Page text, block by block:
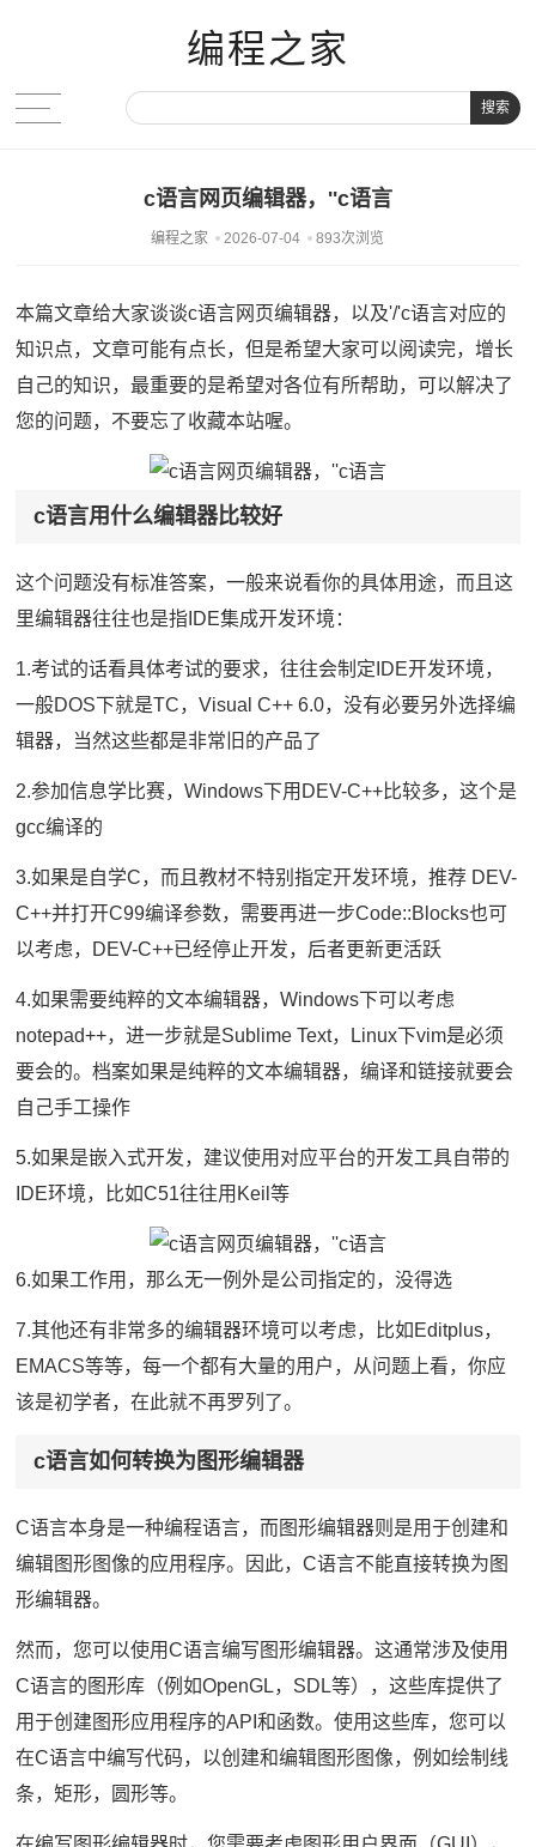
编程之家
搜索
c语言网页编辑器，''c语言
编程之家 2026-07-04 893次浏览
本篇文章给大家谈谈c语言网页编辑器，以及'/'c语言对应的
知识点，文章可能有点长，但是希望大家可以阅读完，增长
自己的知识，最重要的是希望对各位有所帮助，可以解决了
您的问题，不要忘了收藏本站喔。
c语言用什么编辑器比较好
这个问题没有标准答案，一般来说看你的具体用途，而且这
里编辑器往往也是指IDE集成开发环境：
1.考试的话看具体考试的要求，往往会制定IDE开发环境，
一般DOS下就是TC，Visual C++ 6.0，没有必要另外选择编
辑器，当然这些都是非常旧的产品了
2.参加信息学比赛，Windows下用DEV-C++比较多，这个是
gcc编译的
3.如果是自学C，而且教材不特别指定开发环境，推荐 DEV-
C++并打开C99编译参数，需要再进一步Code::Blocks也可
以考虑，DEV-C++已经停止开发，后者更新更活跃
4.如果需要纯粹的文本编辑器，Windows下可以考虑
notepad++，进一步就是Sublime Text，Linux下vim是必须
要会的。档案如果是纯粹的文本编辑器，编译和链接就要会
自己手工操作
5.如果是嵌入式开发，建议使用对应平台的开发工具自带的
IDE环境，比如C51往往用Keil等
6.如果工作用，那么无一例外是公司指定的，没得选
7.其他还有非常多的编辑器环境可以考虑，比如Editplus，
EMACS等等，每一个都有大量的用户，从问题上看，你应
该是初学者，在此就不再罗列了。
c语言如何转换为图形编辑器
C语言本身是一种编程语言，而图形编辑器则是用于创建和
编辑图形图像的应用程序。因此，C语言不能直接转换为图
形编辑器。
然而，您可以使用C语言编写图形编辑器。这通常涉及使用
C语言的图形库（例如OpenGL，SDL等），这些库提供了
用于创建图形应用程序的API和函数。使用这些库，您可以
在C语言中编写代码，以创建和编辑图形图像，例如绘制线
条，矩形，圆形等。